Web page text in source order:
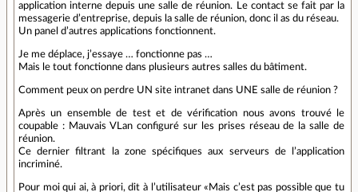
application interne depuis une salle de réunion. Le contact se fait par la
messagerie d’entreprise, depuis la salle de réunion, donc il as du réseau.
Un panel d’autres applications fonctionnent.
Je me déplace, j’essaye … fonctionne pas …
Mais le tout fonctionne dans plusieurs autres salles du bâtiment.
Comment peux on perdre UN site intranet dans UNE salle de réunion ?
Après un ensemble de test et de vérification nous avons trouvé le
coupable : Mauvais VLan configuré sur les prises réseau de la salle de
réunion.
Ce dernier filtrant la zone spécifiques aux serveurs de l’application
incriminé.
Pour moi qui ai, à priori, dit à l’utilisateur «Mais c’est pas possible que tu